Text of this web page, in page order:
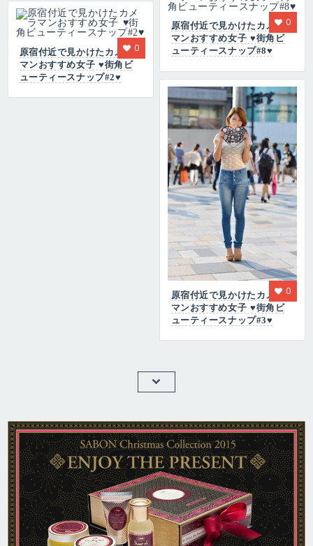
原宿付近で見かけたカメラ
マンおすすめ女子 ♥街角ビ
ューティースナップ#2♥
0
原宿付近で見かけたカメラ
マンおすすめ女子 ♥街角ビ
ューティースナップ#8♥
0
原宿付近で見かけたカメラ
マンおすすめ女子 ♥街角ビ
ューティースナップ#3♥
0